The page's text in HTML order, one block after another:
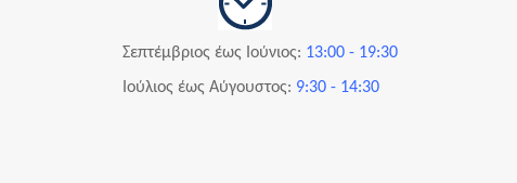
Σεπτέμβριος έως Ιούνιος: 13:00 - 19:30
Ιούλιος έως Αύγουστος: 9:30 - 14:30